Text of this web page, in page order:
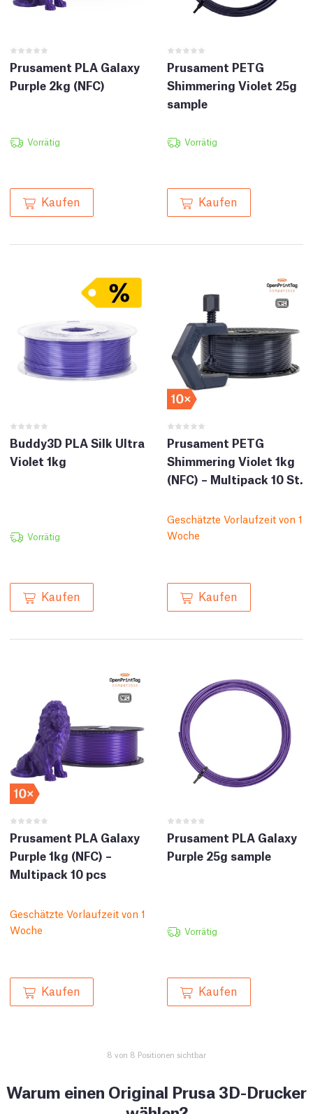
Prusament PLA Galaxy
Purple 2kg (NFC)
Vorrätig
Kaufen
Prusament PETG
Shimmering Violet 25g
sample
Vorrätig
Kaufen
Buddy3D PLA Silk Ultra
Violet 1kg
Vorrätig
Kaufen
Prusament PETG
Shimmering Violet 1kg
(NFC) – Multipack 10 St.
Geschätzte Vorlaufzeit von 1
Woche
Kaufen
Prusament PLA Galaxy
Purple 1kg (NFC) –
Multipack 10 pcs
Geschätzte Vorlaufzeit von 1
Woche
Kaufen
Prusament PLA Galaxy
Purple 25g sample
Vorrätig
Kaufen
8 von 8 Positionen sichtbar
Warum einen Original Prusa 3D-Drucker